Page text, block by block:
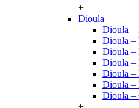
+
Dioula
Dioula –
Dioula –
Dioula –
Dioula –
Dioula –
Dioula –
Dioula –